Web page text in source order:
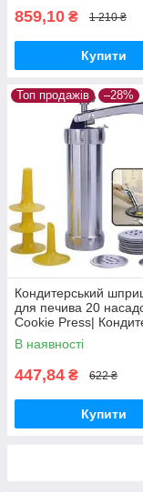
859,10 ₴ 1 210 ₴
Купити
Топ продажів –28%
Кондитерський
для печива 20
Cookie Press|
прес для крему
В наявності
447,84 ₴ 622 ₴
Купити